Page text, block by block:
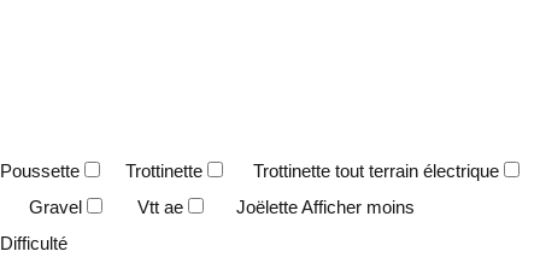
Poussette Trottinette
Trottinette tout terrain électrique
Gravel
Vtt ae JoëletteAfficher moins
Difficulté